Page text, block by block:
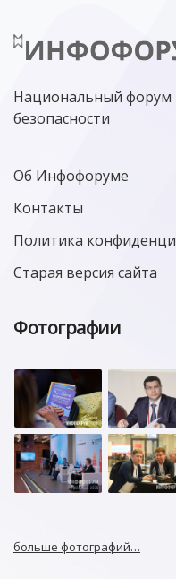
МИНЦИФРЫ РОССИИ
Национальный
безопасности
Об Инфофоруме
Контакты
Политика
Старая версия сайта
Фотографии
больше фотографий…